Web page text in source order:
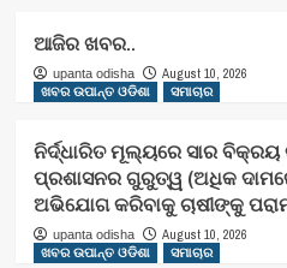
ଆଜିର ଖବର..
upanta odisha
August 10, 2026
ଖବର ଉପାନ୍ତ ଓଡିଶା
ସମାଚାର
ନିର୍ଦ୍ଧାରିତ ମୂଲ୍ୟରେ ସାର
ପ୍ରଶାସନର ଗୁରୁତ୍ୱ (ଅଧିକ
ଅଭିଯୋଗ କରିବାକୁ ଚାଷୀଙ୍କୁ
upanta odisha
August 10, 2026
ଖବର ଉପାନ୍ତ ଓଡିଶା
ସମାଚାର